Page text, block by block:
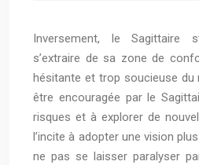
Inversement, le Sagittaire
s’extraire de sa zone de
hésitante et trop soucieuse du
être encouragée par le
risques et à explorer de
l’incite à adopter une vision
ne pas se laisser paralyser